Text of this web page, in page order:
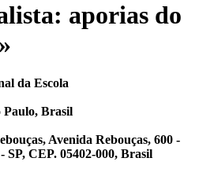
aporias do
da Escola
Paulo, Brasil
Avenida Rebouças, 600 -
SP, CEP. 05402-000, Brasil